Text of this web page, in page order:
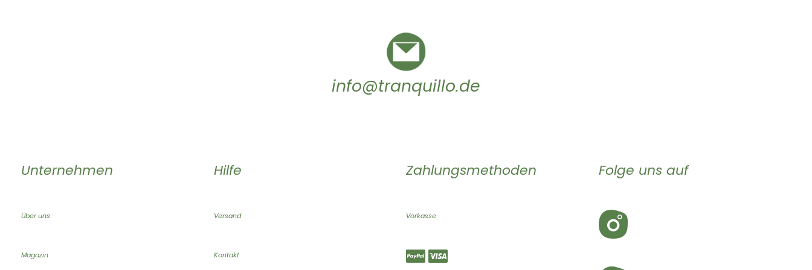
info@tranquillo.de
Unternehmen
Über uns
Magazin
Hilfe
Versand
Kontakt
Zahlungsmethoden
Vorkasse
Folge uns auf